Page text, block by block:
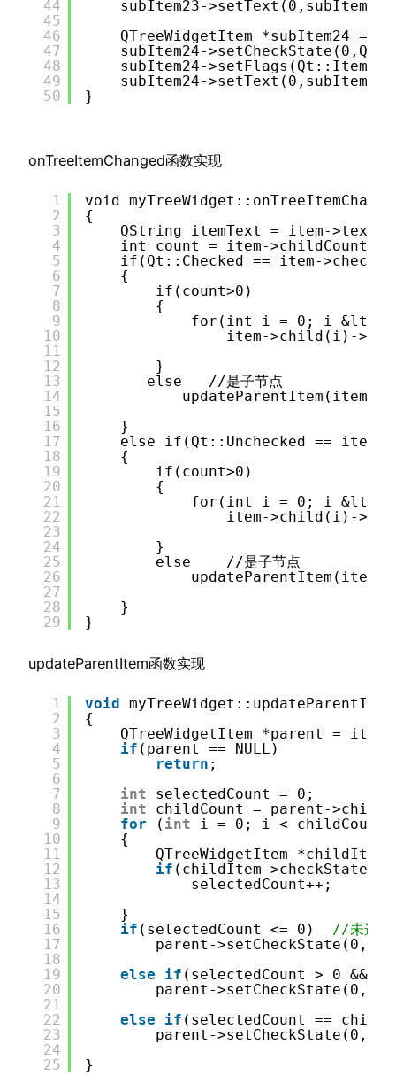
44
45
46
47
48
49
50
subItem23-
QTreeWidgetItem *subItem24 =
subItem24-
subItem24-
subItem24-
}
onTreeItemChanged函数实现
1
2
3
4
5
6
7
8
9
10
11
12
13
14
15
16
17
18
19
20
21
22
23
24
25
26
27
28
29
void
{
QString itemText = item-
int count = item->childCount();
if(Qt::Checked == item-
{
if(count>0)
{
for(int i = 0; i &lt;
item->child(i)-
}
else   //是子节点
updateParentItem(item);
}
else if(Qt::Unchecked == item-
{
if(count>0)
{
for(int i = 0; i &lt;
item->child(i)-
}
else    //是子节点
updateParentItem(item);
}
}
updateParentItem函数实现
1
2
3
4
5
6
7
8
9
10
11
12
13
14
15
16
17
18
19
20
21
22
23
24
25
void
{
QTreeWidgetItem *parent =
if (parent == NULL)
return ;
int
selectedCount = 0;
int
childCount = parent-
for
( int
i = 0; i <
{
QTreeWidgetItem
if (childItem-
selectedCount++;
}
if (selectedCount <= 0) //未选
parent-
else
if (selectedCount > 0 &&
parent-
else
if (selectedCount ==
parent-
}